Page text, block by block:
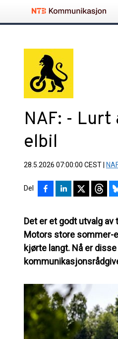
NAF: -
elbil
28.5.2026 07:00:00 CEST
Del
Det er et godt utvalg
Motors store sommer-
kjørte langt. Nå er